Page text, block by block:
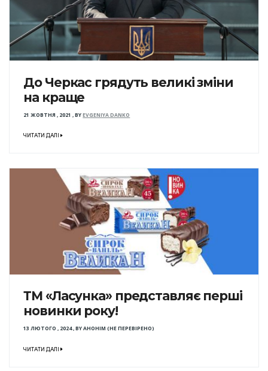
До Черкас грядуть великі зміни
на краще
21 ЖОВТНЯ , 2021 ,BYEVGENIYA DANKO
ЧИТАТИ ДАЛІ
ТМ «Ласунка» представляє перші
новинки року!
13 ЛЮТОГО , 2024,BYАНОНІМ (НЕ ПЕРЕВІРЕНО)
ЧИТАТИ ДАЛІ